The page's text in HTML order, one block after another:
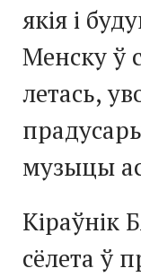
якія і
Менску ў
летась,
музыцы
Кіраўнік
сёлета ў